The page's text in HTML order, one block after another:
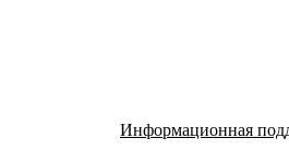
Информационная